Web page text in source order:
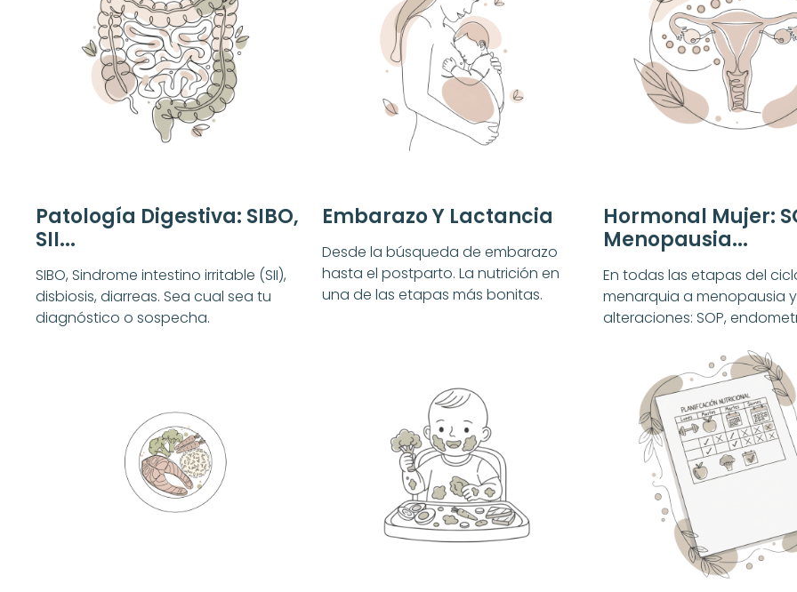
Patología Digestiva: SIBO,
SII...
SIBO, Sindrome intestino irritable (SII),
disbiosis, diarreas. Sea cual sea tu
diagnóstico o sospecha.
Embarazo Y Lactancia
Desde la búsqueda de embarazo
hasta el postparto. La nutrición en
una de las etapas más bonitas.
Hormonal Mujer:
Menopausia...
En todas las etapas del
menarquia a menopausia y
alteraciones: SOP,